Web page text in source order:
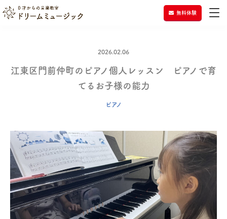
無料体験
2026.02.06
江東区門前仲町のピアノ個人レッスン ピアノで育
てるお子様の能力
ピアノ